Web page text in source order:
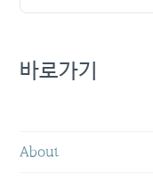
바로가기
About